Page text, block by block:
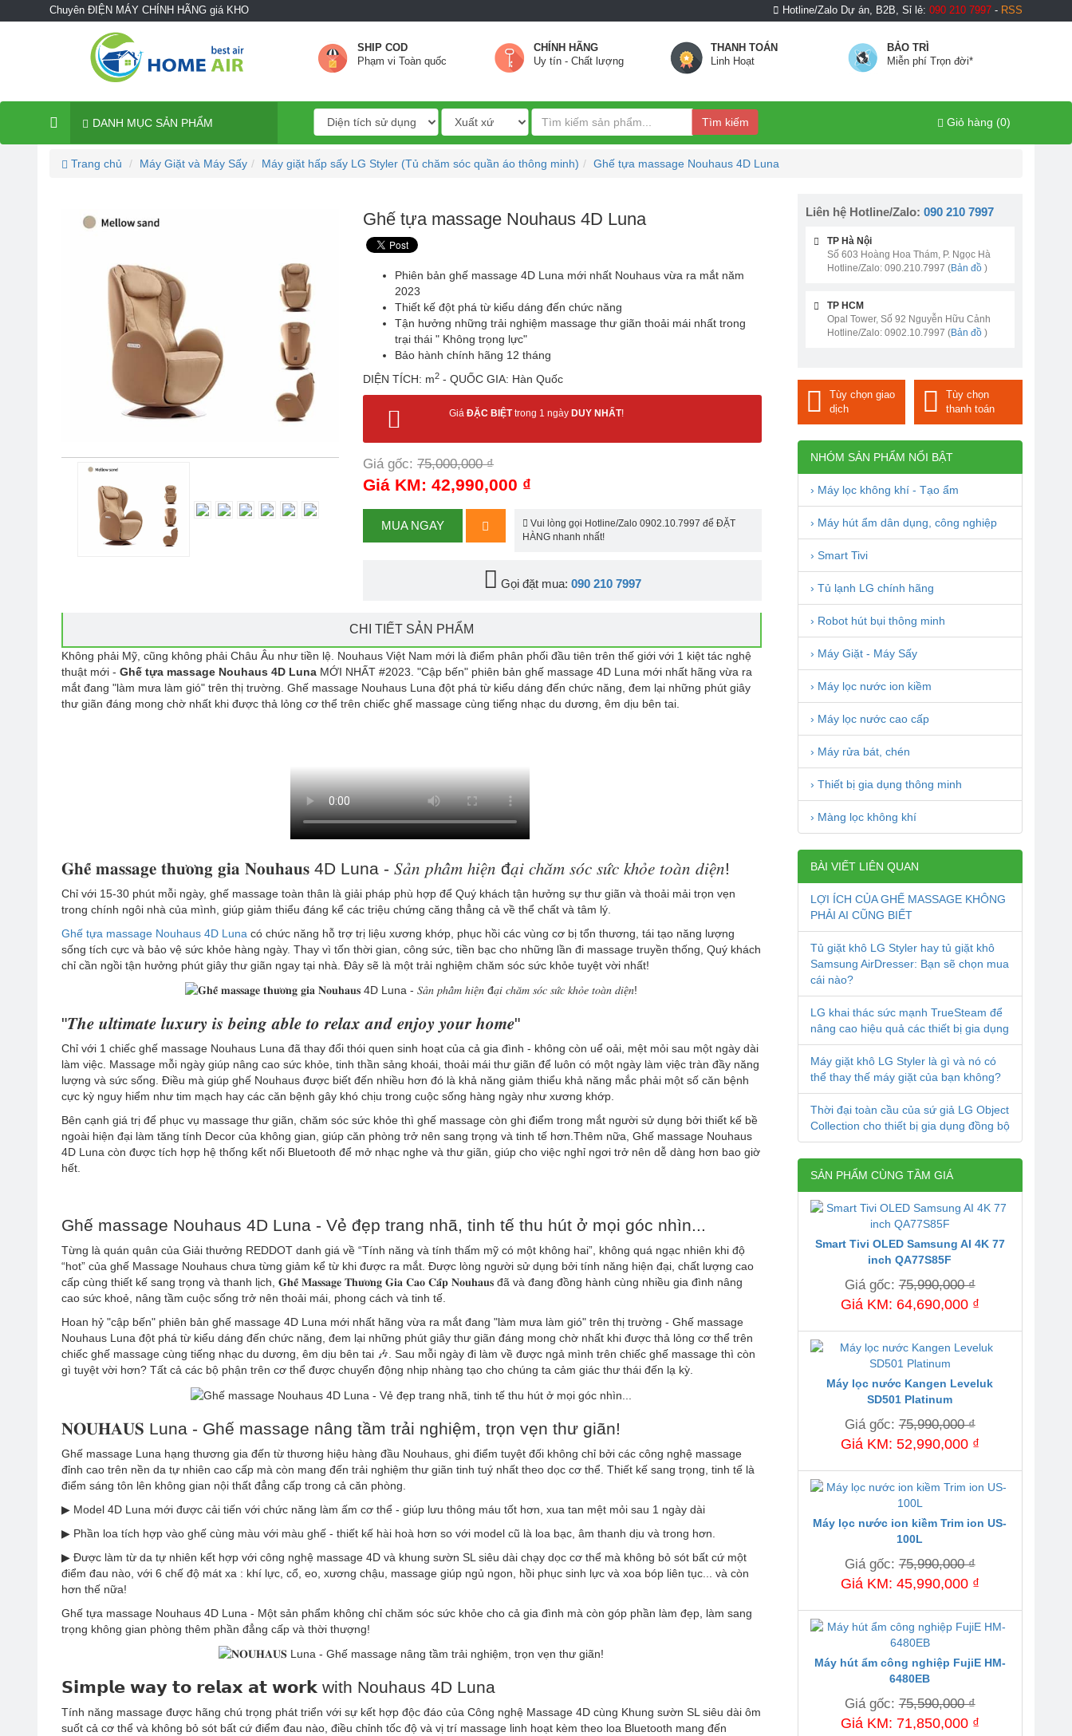
Chuyên ĐIỆN MÁY CHÍNH HÃNG giá KHO Hotline/Zalo Dự án, B2B, Sỉ lẻ: 090 210 7997 - RSS
SHIP COD
Phạm vi Toàn quốc
CHÍNH HÃNG
Uy tín - Chất lượng
THANH TOÁN
Linh Hoạt
BẢO TRÌ
Miễn phí Trọn đời*
DANH MỤC SẢN PHẨM Tìm kiếm Giỏ hàng (0)
Trang chủ Máy Giặt và Máy Sấy Máy giặt hấp sấy LG Styler (Tủ chăm sóc quần áo thông minh) Ghế tựa massage Nouhaus 4D Luna
Ghế tựa massage Nouhaus 4D Luna
Phiên bản ghế massage 4D Luna mới nhất Nouhaus vừa ra mắt năm
2023
Thiết kế đột phá từ kiểu dáng đến chức năng
Tận hưởng những trải nghiệm massage thư giãn thoải mái nhất trong
trại thái " Không trọng lực"
Bảo hành chính hãng 12 tháng
DIỆN TÍCH: m2 - QUỐC GIA: Hàn Quốc
GiáĐẶC BIỆTtrong 1 ngày DUY NHẤT!
Giá gốc:75,000,000 ₫
Giá KM: 42,990,000 ₫
MUA NGAY
Vui lòng gọi Hotline/Zalo 0902.10.7997 để ĐẶT
HÀNG nhanh nhất!
Gọi đặt mua: 090 210 7997
CHI TIẾT SẢN PHẨM
Không phải Mỹ, cũng không phải Châu Âu như tiền lệ. Nouhaus Việt Nam mới là điểm phân phối đầu tiên trên thế giới với 1 kiệt tác nghệ
thuật mới - Ghế tựa massage Nouhaus 4D Luna MỚI NHẤT #2023. "Cập bến" phiên bản ghế massage 4D Luna mới nhất hãng vừa ra
mắt đang "làm mưa làm gió" trên thị trường. Ghế massage Nouhaus Luna đột phá từ kiểu dáng đến chức năng, đem lại những phút giây
thư giãn đáng mong chờ nhất khi được thả lỏng cơ thể trên chiếc ghế massage cùng tiếng nhạc du dương, êm dịu bên tai.
𝐆𝐡𝐞̂́ 𝐦𝐚𝐬𝐬𝐚𝐠𝐞 𝐭𝐡𝐮̛𝐨̛𝐧𝐠 𝐠𝐢𝐚 𝐍𝐨𝐮𝐡𝐚𝐮𝐬 4D Luna - 𝑆𝑎̉𝑛 𝑝ℎ𝑎̂̉𝑚 ℎ𝑖𝑒̣̂𝑛 đ𝑎̣𝑖 𝑐ℎ𝑎̆𝑚 𝑠𝑜́𝑐 𝑠𝑢̛́𝑐 𝑘ℎ𝑜̉𝑒 𝑡𝑜𝑎̀𝑛 𝑑𝑖𝑒̣̂𝑛!
Chỉ với 15-30 phút mỗi ngày, ghế massage toàn thân là giải pháp phù hợp để Quý khách tận hưởng sự thư giãn và thoải mải trọn vẹn
trong chính ngôi nhà của mình, giúp giảm thiểu đáng kể các triệu chứng căng thẳng cả về thể chất và tâm lý.
Ghế tựa massage Nouhaus 4D Luna có chức năng hỗ trợ trị liệu xương khớp, phục hồi các vùng cơ bị tổn thương, tái tạo năng lượng
sống tích cực và bảo vệ sức khỏe hàng ngày. Thay vì tốn thời gian, công sức, tiền bạc cho những lần đi massage truyền thống, Quý khách
chỉ cần ngồi tận hưởng phút giây thư giãn ngay tại nhà. Đây sẽ là một trải nghiệm chăm sóc sức khỏe tuyệt vời nhất!
"𝑻𝒉𝒆 𝒖𝒍𝒕𝒊𝒎𝒂𝒕𝒆 𝒍𝒖𝒙𝒖𝒓𝒚 𝒊𝒔 𝒃𝒆𝒊𝒏𝒈 𝒂𝒃𝒍𝒆 𝒕𝒐 𝒓𝒆𝒍𝒂𝒙 𝒂𝒏𝒅 𝒆𝒏𝒋𝒐𝒚 𝒚𝒐𝒖𝒓 𝒉𝒐𝒎𝒆"
Chỉ với 1 chiếc ghế massage Nouhaus Luna đã thay đổi thói quen sinh hoạt của cả gia đình - không còn uể oải, mệt mỏi sau một ngày dài
làm việc. Massage mỗi ngày giúp nâng cao sức khỏe, tinh thần sảng khoái, thoải mái thư giãn để luôn có một ngày làm việc tràn đầy năng
lượng và sức sống. Điều mà giúp ghế Nouhaus được biết đến nhiều hơn đó là khả năng giảm thiểu khả năng mắc phải một số căn bệnh
cực kỳ nguy hiểm như tim mạch hay các căn bệnh gây khó chịu trong cuộc sống hàng ngày như xương khớp.
Bên cạnh giá trị để phục vụ massage thư giãn, chăm sóc sức khỏe thì ghế massage còn ghi điểm trong mắt người sử dụng bởi thiết kế bề
ngoài hiện đại làm tăng tính Decor của không gian, giúp căn phòng trở nên sang trọng và tinh tế hơn.Thêm nữa, Ghế massage Nouhaus
4D Luna còn được tích hợp hệ thống kết nối Bluetooth để mở nhạc nghe và thư giãn, giúp cho việc nghỉ ngơi trở nên dễ dàng hơn bao giờ
hết.
Ghế massage Nouhaus 4D Luna - Vẻ đẹp trang nhã, tinh tế thu hút ở mọi góc nhìn...
Từng là quán quân của Giải thưởng REDDOT danh giá về “Tính năng và tính thấm mỹ có một không hai”, không quá ngạc nhiên khi độ
“hot” của ghế Massage Nouhaus chưa từng giảm kể từ khi được ra mắt. Được lòng người sử dụng bởi tính năng hiện đại, chất lượng cao
cấp cùng thiết kế sang trọng và thanh lịch, 𝐆𝐡𝐞̂́ 𝐌𝐚𝐬𝐬𝐚𝐠𝐞 𝐓𝐡𝐮̛𝐨̛𝐧𝐠 𝐆𝐢𝐚 𝐂𝐚𝐨 𝐂𝐚̂́𝐩 𝐍𝐨𝐮𝐡𝐚𝐮𝐬 đã và đang đồng hành cùng nhiều gia đình nâng
cao sức khoẻ, nâng tầm cuộc sống trở nên thoải mái, phong cách và tinh tế.
Hoan hỷ "cập bến" phiên bản ghế massage 4D Luna mới nhất hãng vừa ra mắt đang "làm mưa làm gió" trên thị trường - Ghế massage
Nouhaus Luna đột phá từ kiểu dáng đến chức năng, đem lại những phút giây thư giãn đáng mong chờ nhất khi được thả lỏng cơ thể trên
chiếc ghế massage cùng tiếng nhạc du dương, êm dịu bên tai 🎶. Sau mỗi ngày đi làm về được ngả mình trên chiếc ghế massage thì còn
gì tuyệt vời hơn? Tất cả các bộ phận trên cơ thể được chuyển động nhịp nhàng tạo cho chúng ta cảm giác thư thái đến lạ kỳ.
𝐍𝐎𝐔𝐇𝐀𝐔𝐒 Luna - Ghế massage nâng tầm trải nghiệm, trọn vẹn thư giãn!
Ghế massage Luna hạng thương gia đến từ thương hiệu hàng đầu Nouhaus, ghi điểm tuyệt đối không chỉ bởi các công nghệ massage
đỉnh cao trên nền da tự nhiên cao cấp mà còn mang đến trải nghiệm thư giãn tinh tuý nhất theo dọc cơ thể. Thiết kế sang trọng, tinh tế là
điểm sáng tôn lên không gian nội thất đẳng cấp trong cả căn phòng.
▶ Model 4D Luna mới được cải tiến với chức năng làm ấm cơ thể - giúp lưu thông máu tốt hơn, xua tan mệt mỏi sau 1 ngày dài
▶ Phần loa tích hợp vào ghế cùng màu với màu ghế - thiết kế hài hoà hơn so với model cũ là loa bạc, âm thanh dịu và trong hơn.
▶ Được làm từ da tự nhiên kết hợp với công nghệ massage 4D và khung sườn SL siêu dài chạy dọc cơ thể mà không bỏ sót bất cứ một
điểm đau nào, với 6 chế độ mát xa : khí lực, cổ, eo, xương chậu, massage giúp ngủ ngon, hồi phục sinh lực và xoa bóp liên tục... và còn
hơn thế nữa!
Ghế tựa massage Nouhaus 4D Luna - Một sản phẩm không chỉ chăm sóc sức khỏe cho cả gia đình mà còn góp phần làm đẹp, làm sang
trọng không gian phòng thêm phần đẳng cấp và thời thượng!
𝗦𝗶𝗺𝗽𝗹𝗲 𝘄𝗮𝘆 𝘁𝗼 𝗿𝗲𝗹𝗮𝘅 𝗮𝘁 𝘄𝗼𝗿𝗸 with Nouhaus 4D Luna
Tính năng massage được hãng chú trọng phát triển với sự kết hợp độc đáo của Công nghệ Massage 4D cùng Khung sườn SL siêu dài ôm
suốt cả cơ thể và không bỏ sót bất cứ điểm đau nào, điều chỉnh tốc độ và vị trí massage linh hoạt kèm theo loa Bluetooth mang đến
Liên hệ Hotline/Zalo: 090 210 7997
TP Hà Nội
Số 603 Hoàng Hoa Thám, P. Ngọc Hà
Hotline/Zalo: 090.210.7997 (Bản đồ)
TP HCM
Opal Tower, Số 92 Nguyễn Hữu Cảnh
Hotline/Zalo: 0902.10.7997 (Bản đồ)
Tùy chọn giao
dịch
Tùy chọn
thanh toán
NHÓM SẢN PHẨM NỔI BẬT
› Máy lọc không khí - Tạo ẩm
› Máy hút ẩm dân dụng, công nghiệp
› Smart Tivi
› Tủ lạnh LG chính hãng
› Robot hút bụi thông minh
› Máy Giặt - Máy Sấy
› Máy lọc nước ion kiềm
› Máy lọc nước cao cấp
› Máy rửa bát, chén
› Thiết bị gia dụng thông minh
› Màng lọc không khí
BÀI VIẾT LIÊN QUAN
LỢI ÍCH CỦA GHẾ MASSAGE KHÔNG
PHẢI AI CŨNG BIẾT
Tủ giặt khô LG Styler hay tủ giặt khô
Samsung AirDresser: Bạn sẽ chọn mua
cái nào?
LG khai thác sức mạnh TrueSteam để
nâng cao hiệu quả các thiết bị gia dụng
Máy giặt khô LG Styler là gì và nó có
thể thay thế máy giặt của bạn không?
Thời đại toàn cầu của sứ giả LG Object
Collection cho thiết bị gia dụng đồng bộ
SẢN PHẨM CÙNG TẦM GIÁ
Smart Tivi OLED Samsung AI 4K 77
inch QA77S85F
Giá gốc:75,990,000 ₫
Giá KM: 64,690,000 ₫
Máy lọc nước Kangen Leveluk
SD501 Platinum
Giá gốc:75,990,000 ₫
Giá KM: 52,990,000 ₫
Máy lọc nước ion kiềm Trim ion US-
100L
Giá gốc:75,990,000 ₫
Giá KM: 45,990,000 ₫
Máy hút ẩm công nghiệp FujiE HM-
6480EB
Giá gốc:75,590,000 ₫
Giá KM: 71,850,000 ₫